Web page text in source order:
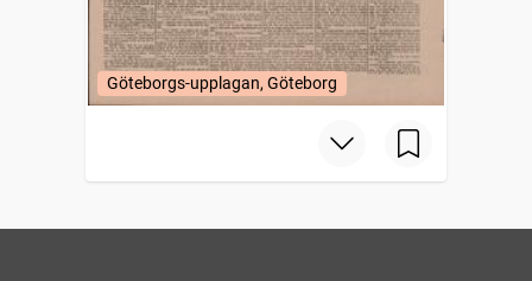
Göteborgs-upplagan, Göteborg